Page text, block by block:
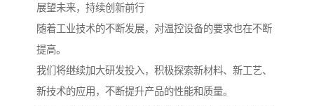
展望未来，持续创新前行
随着工业技术的不断发展，对温控设备的要求也在不断
提高。
我们将继续加大研发投入，积极探索新材料、新工艺、
新技术的应用，不断提升产品的性能和质量。